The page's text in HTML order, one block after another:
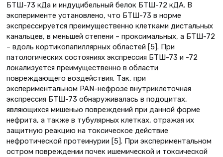
БТШ-73 кДа и индуцибельный белок БТШ-72 кДА. В
эксперименте установлено, что БТШ-73 в норме
экспрессируется преимущественно клетками дистальных
канальцев, в меньшей степени – проксимальных, а БТШ-72
– вдоль кортикопапиллярных областей [5]. При
патологических состояниях экспрессия БТШ-73 и -72
локализуется преимущественно в области
повреждающего воздействия. Так, при
экспериментальном PAN-нефрозе внутриклеточная
экспрессия БТШ-73 обнаруживалась в подоцитах,
являющихся мишенью повреждений при данной форме
нефрита, а также в тубулярных клетках, отражая их
защитную реакцию на токсическое действие
нефротической протеинурии [5]. При экспериментальном
остром повреждении почек ишемической и токсической